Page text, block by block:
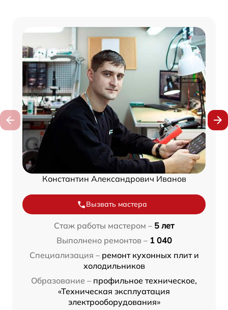
Константин Александрович Иванов
Вызвать мастера
Стаж работы мастером – 5 лет
Выполнено ремонтов – 1 040
Специализация – ремонт кухонных плит и
холодильников
Образование – профильное техническое,
«Техническая эксплуатация
электрооборудования»